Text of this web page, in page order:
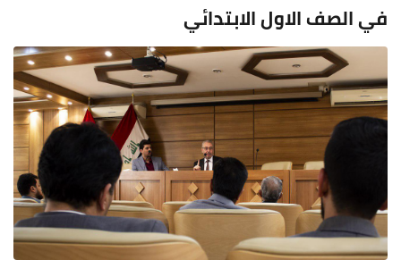
في الصف الاول الابتدائي